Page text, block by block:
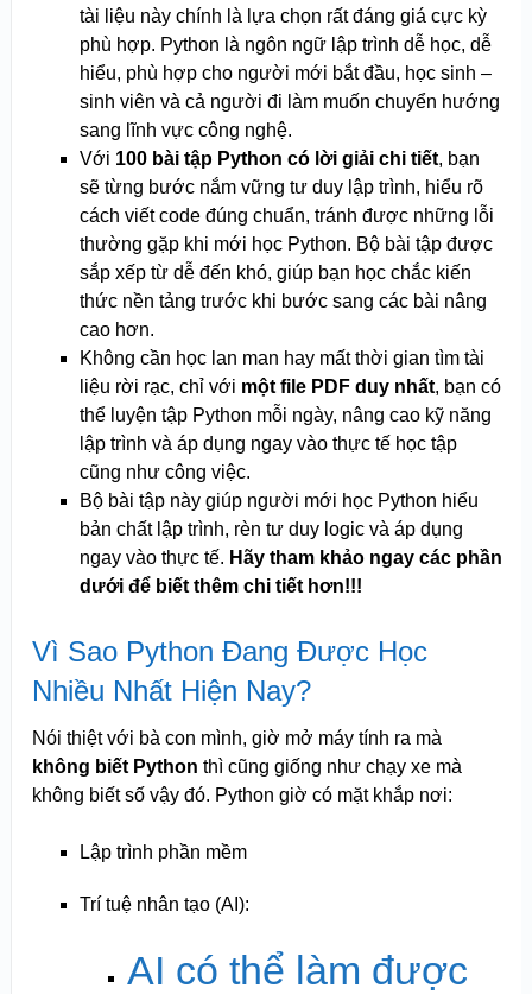
tài liệu này chính là lựa chọn rất đáng giá cực kỳ
phù hợp. Python là ngôn ngữ lập trình dễ học, dễ
hiểu, phù hợp cho người mới bắt đầu, học sinh –
sinh viên và cả người đi làm muốn chuyển hướng
sang lĩnh vực công nghệ.
Với 100 bài tập Python có lời giải chi tiết, bạn
sẽ từng bước nắm vững tư duy lập trình, hiểu rõ
cách viết code đúng chuẩn, tránh được những lỗi
thường gặp khi mới học Python. Bộ bài tập được
sắp xếp từ dễ đến khó, giúp bạn học chắc kiến
thức nền tảng trước khi bước sang các bài nâng
cao hơn.
Không cần học lan man hay mất thời gian tìm tài
liệu rời rạc, chỉ với một file PDF duy nhất, bạn có
thể luyện tập Python mỗi ngày, nâng cao kỹ năng
lập trình và áp dụng ngay vào thực tế học tập
cũng như công việc.
Bộ bài tập này giúp người mới học Python hiểu
bản chất lập trình, rèn tư duy logic và áp dụng
ngay vào thực tế. Hãy tham khảo ngay các phần
dưới để biết thêm chi tiết hơn!!!
Vì Sao Python Đang Được Học
Nhiều Nhất Hiện Nay?
Nói thiệt với bà con mình, giờ mở máy tính ra mà
không biết Python thì cũng giống như chạy xe mà
không biết số vậy đó. Python giờ có mặt khắp nơi:
Lập trình phần mềm
Trí tuệ nhân tạo (AI):
AI có thể làm được